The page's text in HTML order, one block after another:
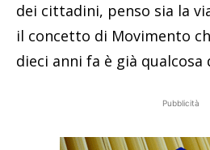
dei cittadini, penso sia la
il concetto di Movimento
dieci anni fa è già qualcosa
Pubblicità